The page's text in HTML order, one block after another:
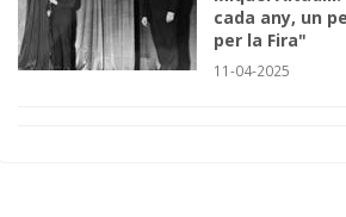
cada any, un
per la Fira"
11-04-2025